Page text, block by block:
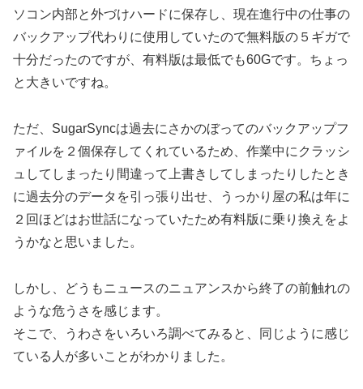
ソコン内部と外づけハードに保存し、現在進行中の仕事の
バックアップ代わりに使用していたので無料版の５ギガで
十分だったのですが、有料版は最低でも60Gです。ちょっ
と大きいですね。
ただ、SugarSyncは過去にさかのぼってのバックアップフ
ァイルを２個保存してくれているため、作業中にクラッシ
ュしてしまったり間違って上書きしてしまったりしたとき
に過去分のデータを引っ張り出せ、うっかり屋の私は年に
２回ほどはお世話になっていたため有料版に乗り換えをよ
うかなと思いました。
しかし、どうもニュースのニュアンスから終了の前触れの
ような危うさを感じます。
そこで、うわさをいろいろ調べてみると、同じように感じ
ている人が多いことがわかりました。